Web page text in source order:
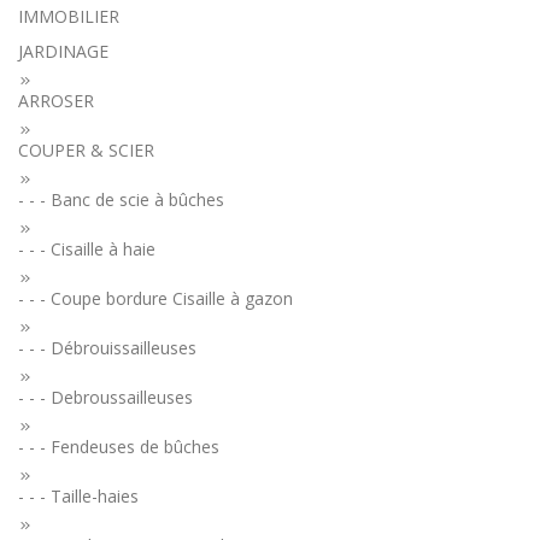
IMMOBILIER
JARDINAGE
ARROSER
COUPER & SCIER
- - - Banc de scie à bûches
- - - Cisaille à haie
- - - Coupe bordure Cisaille à gazon
- - - Débrouissailleuses
- - - Debroussailleuses
- - - Fendeuses de bûches
- - - Taille-haies